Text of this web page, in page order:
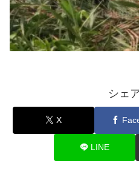
シェ
X
LINE